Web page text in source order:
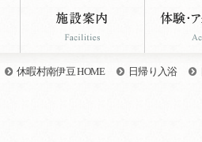
休暇村南伊豆 HOME 日帰り入浴